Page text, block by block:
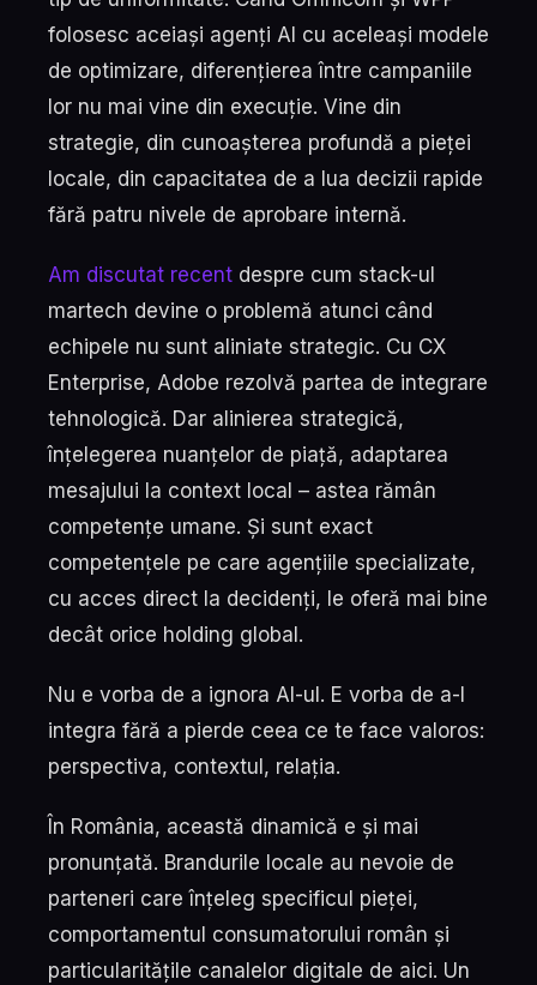
folosesc aceiași agenți AI cu aceleași modele
de optimizare, diferențierea între campaniile
lor nu mai vine din execuție. Vine din
strategie, din cunoașterea profundă a pieței
locale, din capacitatea de a lua decizii rapide
fără patru nivele de aprobare internă.
Am discutat recent despre cum stack-ul
martech devine o problemă atunci când
echipele nu sunt aliniate strategic. Cu CX
Enterprise, Adobe rezolvă partea de integrare
tehnologică. Dar alinierea strategică,
înțelegerea nuanțelor de piață, adaptarea
mesajului la context local – astea rămân
competențe umane. Și sunt exact
competențele pe care agențiile specializate,
cu acces direct la decidenți, le oferă mai bine
decât orice holding global.
Nu e vorba de a ignora AI-ul. E vorba de a-l
integra fără a pierde ceea ce te face valoros:
perspectiva, contextul, relația.
În România, această dinamică e și mai
pronunțată. Brandurile locale au nevoie de
parteneri care înțeleg specificul pieței,
comportamentul consumatorului român și
particularitățile canalelor digitale de aici. Un